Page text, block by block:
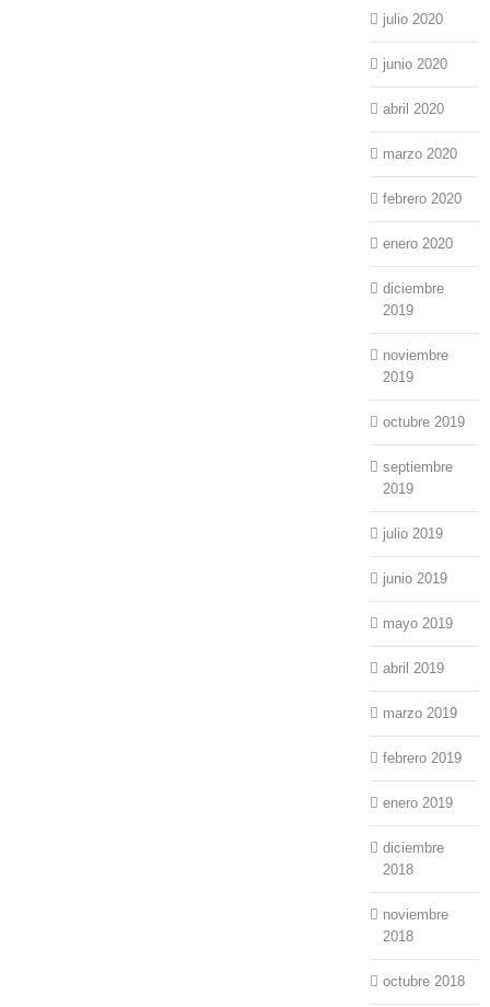
julio 2020
junio 2020
abril 2020
marzo 2020
febrero 2020
enero 2020
diciembre
2019
noviembre
2019
octubre 2019
septiembre
2019
julio 2019
junio 2019
mayo 2019
abril 2019
marzo 2019
febrero 2019
enero 2019
diciembre
2018
noviembre
2018
octubre 2018